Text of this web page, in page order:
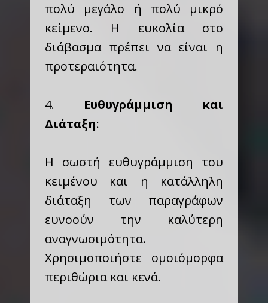
πολύ μεγάλο ή πολύ μικρό
κείμενο. Η ευκολία στο
διάβασμα πρέπει να είναι η
προτεραιότητα.
4. Ευθυγράμμιση και
Διάταξη:
Η σωστή ευθυγράμμιση του
κειμένου και η κατάλληλη
διάταξη των παραγράφων
ευνοούν την καλύτερη
αναγνωσιμότητα.
Χρησιμοποιήστε ομοιόμορφα
περιθώρια και κενά.